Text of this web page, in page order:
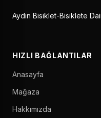
Aydın Bisiklet-Bisiklete
HIZLI BAĞLANTILAR
Anasayfa
Mağaza
Hakkımızda